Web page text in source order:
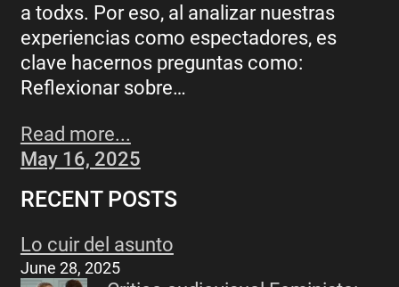
a todxs. Por eso, al analizar nuestras
experiencias como espectadores, es
clave hacernos preguntas como:
Reflexionar sobre…
Read more...
May 16, 2025
RECENT POSTS
Lo cuir del asunto
June 28, 2025